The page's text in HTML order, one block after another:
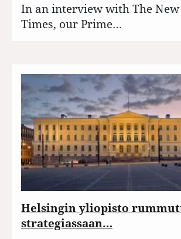
In an interview with The
Times, our Prime…
Helsingin yliopisto
strategiassaan…